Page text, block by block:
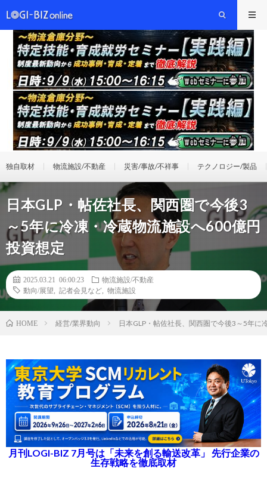
独自取材 物流施設/不動産 災害/事故/不祥事 テクノロジー/製品
日本GLP・帖佐社長、関西圏で今後3
～5年に冷凍・冷蔵物流施設へ600億円
投資想定
2025.03.21 06:00:23
物流施設/不動産
動向/展望
記者会見など 物流施設
HOME 経営/業界動向 日本GLP・帖佐社長、関西圏で今後3～5年
月刊LOGI-BIZ 7月号は「未来を創る輸送改革」 先行企業の
生存戦略を徹底取材